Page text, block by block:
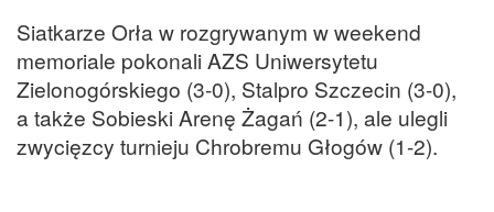
Siatkarze Orła w rozgrywanym w weekend
memoriale pokonali AZS Uniwersytetu
Zielonogórskiego (3-0), Stalpro Szczecin (3-0),
a także Sobieski Arenę Żagań (2-1), ale ulegli
zwycięzcy turnieju Chrobremu Głogów (1-2).